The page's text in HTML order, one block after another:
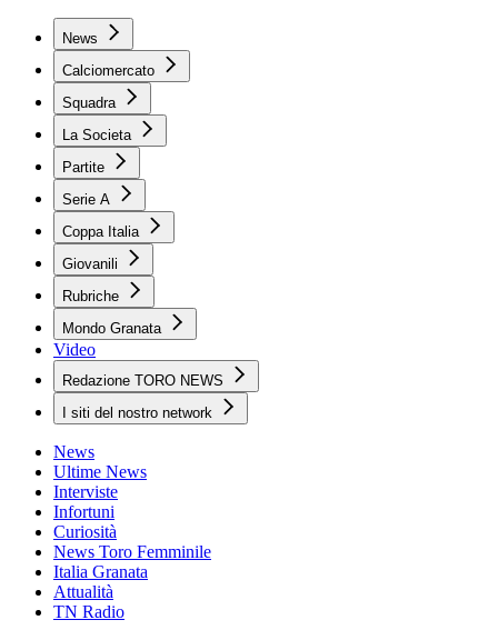
News
Calciomercato
Squadra
La Societa
Partite
Serie A
Coppa Italia
Giovanili
Rubriche
Mondo Granata
Video
Redazione TORO NEWS
I siti del nostro network
News
Ultime News
Interviste
Infortuni
Curiosità
News Toro Femminile
Italia Granata
Attualità
TN Radio